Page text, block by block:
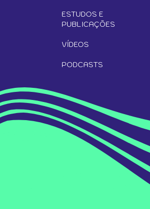
ESTUDOS E
PUBLICAÇÕES
VÍDEOS
PODCASTS